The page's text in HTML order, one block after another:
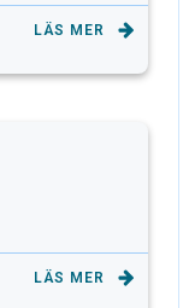
LÄS MER
LÄS MER